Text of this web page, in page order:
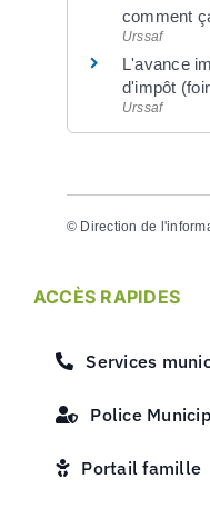
comment
Urssaf
L'avance
d'impôt
Urssaf
© Direction de
ACCÈS RAPIDES
Services
Police
Portail famille